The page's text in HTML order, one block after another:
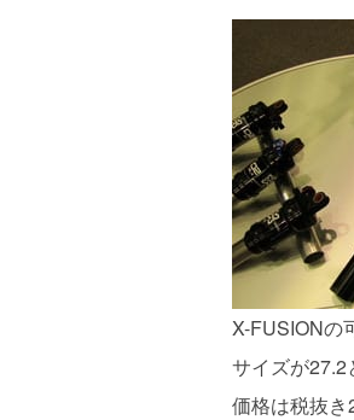
X-FUSIONの
サイズが27.2
価格は税抜き